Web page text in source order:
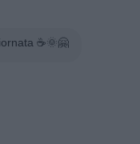
☕🌞🤗